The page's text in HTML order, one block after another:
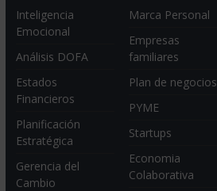
Inteligencia
Emocional
Análisis DOFA
Estados
Financieros
Planificación
Estratégica
Gerencia del
Cambio
Marca Personal
Empresas
familiares
Plan de negocios
PYME
Startups
Economia
Colaborativa